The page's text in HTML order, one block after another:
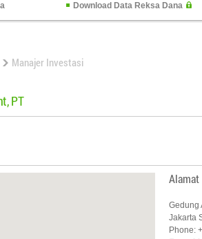
Download Data Reksa Dana
Manajer Investasi
PT
Alamat
Gedung
Jakarta
Phone: